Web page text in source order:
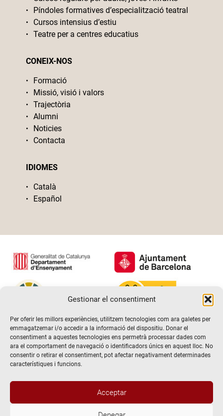
Gestionar el consentiment
Per oferir les millors experiències, utilitzem tecnologies com ara galetes per
emmagatzemar i/o accedir a la informació del dispositiu. Donar el
consentiment a aquestes tecnologies ens permetrà processar dades com
ara el comportament de navegació o identificadors únics en aquest lloc. No
consentir o retirar el consentiment, pot afectar negativament determinades
característiques i funcions.
Acceptar
Píndoles formatives d’especialització teatral
Cursos intensius d’estiu
Teatre per a centres educatius
CONEIX-NOS
Formació
Missió, visió i valors
Trajectòria
Alumni
Noticies
Contacta
IDIOMES
Català
Español